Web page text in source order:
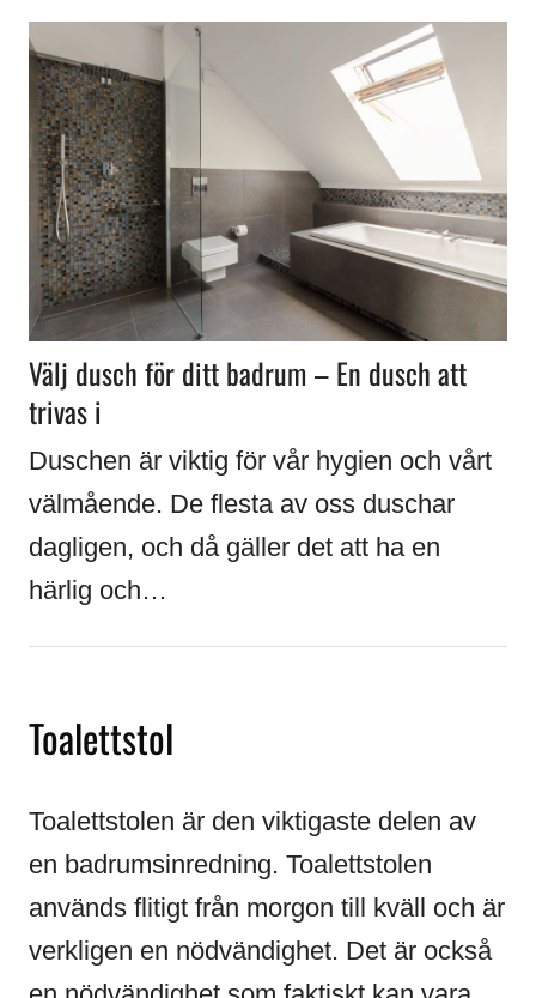
Välj dusch för ditt badrum – En dusch att
trivas i
Duschen är viktig för vår hygien och vårt
välmående. De flesta av oss duschar
dagligen, och då gäller det att ha en
härlig och…
Toalettstol
Toalettstolen är den viktigaste delen av
en badrumsinredning. Toalettstolen
används flitigt från morgon till kväll och är
verkligen en nödvändighet. Det är också